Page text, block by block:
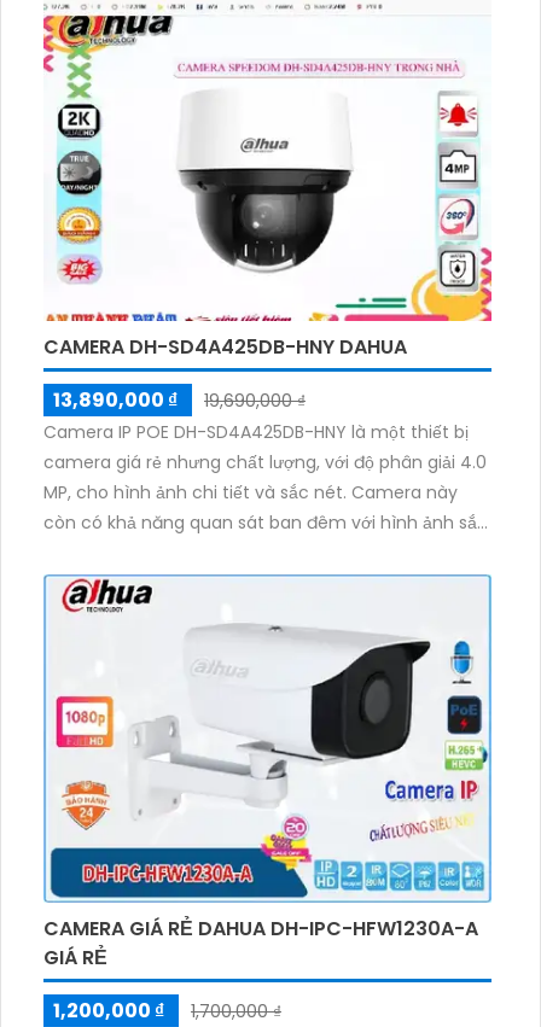
CAMERA DH-SD4A425DB-HNY DAHUA
13,890,000 ₫
19,690,000 ₫
Camera IP POE DH-SD4A425DB-HNY là một thiết bị
camera giá rẻ nhưng chất lượng, với độ phân giải 4.0
MP, cho hình ảnh chi tiết và sắc nét. Camera này
còn có khả năng quan sát ban đêm với hình ảnh sắc
Starlight. Với đèn hồng ngoại có tầm xa 100m,
camera có thể lắp đặt trong những vị trí không gian
rộng. Camera cũng có khả năng xoay 360 độ, giúp
quan sát được toàn bộ khu vực. Sử dụng công nghệ
IP POE tiên tiến, camera không bị giảm chất lượng
hình ảnh. Ngoài ra, camera còn tích hợp công nghệ
AI chống trộm và thu âm chất lượng, mang đến
chức năng vượt trội cho người dùng.
CAMERA GIÁ RẺ DAHUA DH-IPC-HFW1230A-A
GIÁ RẺ
1,200,000 ₫
1,700,000 ₫